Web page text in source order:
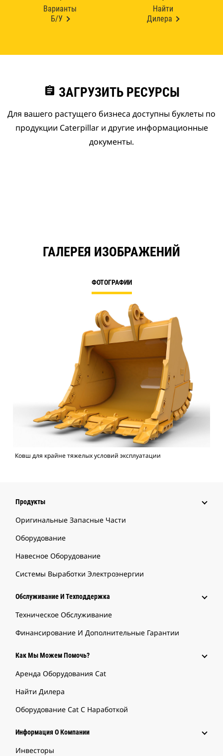
Варианты
Б/У
Найти
Дилера
assignment ЗАГРУЗИТЬ РЕСУРСЫ
Для вашего растущего бизнеса доступны буклеты по
продукции Caterpillar и другие информационные
документы.
ГАЛЕРЕЯ ИЗОБРАЖЕНИЙ
ФОТОГРАФИИ
Ковш для крайне тяжелых условий эксплуатации
Продукты
Оригинальные Запасные Части
Оборудование
Навесное Оборудование
Системы Выработки Электроэнергии
Обслуживание И Техподдержка
Техническое Обслуживание
Финансирование И Дополнительные Гарантии
Как Мы Можем Помочь?
Аренда Оборудования Cat
Найти Дилера
Оборудование Cat С Наработкой
Информация О Компании
Инвесторы